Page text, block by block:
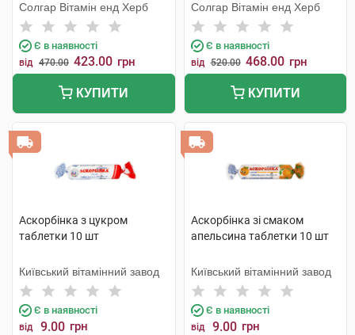
Солгар Вітамін енд Херб
Є в наявності
від 470.00 423.00 грн
КУПИТИ
Солгар Вітамін енд Херб
Є в наявності
від 520.00 468.00 грн
КУПИТИ
Аскорбінка з цукром
таблетки 10 шт
Київський вітамінний завод
Є в наявності
від 9.00 грн
Аскорбінка зі смаком
апельсина таблетки 10 шт
Київський вітамінний завод
Є в наявності
від 9.00 грн